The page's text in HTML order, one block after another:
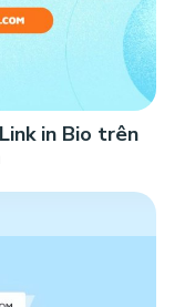
in Bio trên